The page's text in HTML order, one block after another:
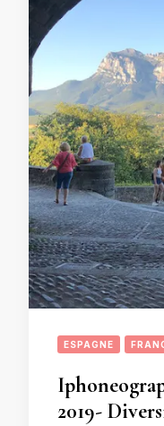
ESPAGNE
2019-